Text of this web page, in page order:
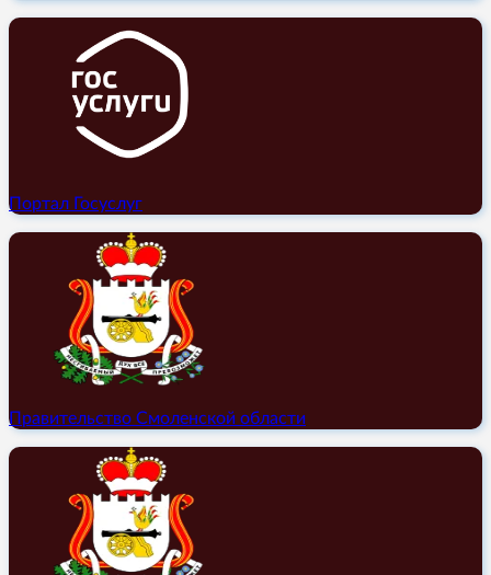
Портал Госуслуг
Правительство Смоленской области